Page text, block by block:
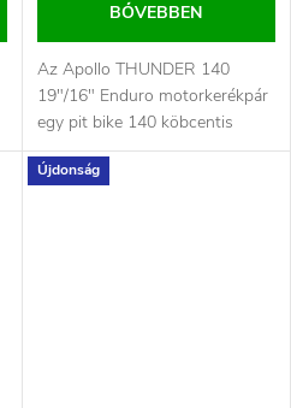
BŐVEBBEN
Az Apollo THUNDER 140
19"/16" Enduro motorkerékpár
egy pit bike 140 köbcentis
motorral, amely ráadásul
elektromos...
Újdonság